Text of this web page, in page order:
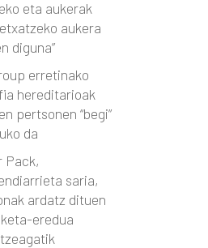
eta aukerak
aukera
diguna”
erretinako
hereditarioak
pertsonen “begi”
da
Pack,
saria,
ardatz dituen
eredua